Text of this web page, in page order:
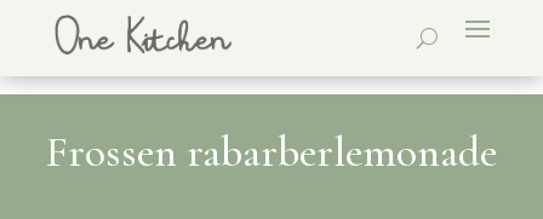
Frossen rabarberlemonade